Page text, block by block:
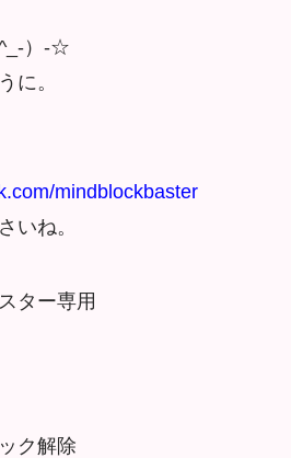
）-☆
に。
mindblockbaster
いね。
ター専用
ク解除